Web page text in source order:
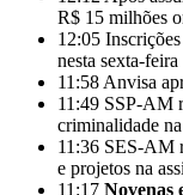
R$ 15 milhões
12:05
nesta sexta-feira
11:58 Anvisa
11:49 SSP-AM
criminalidade
11:36 SES-AM
e projetos na
11:17 Novenas